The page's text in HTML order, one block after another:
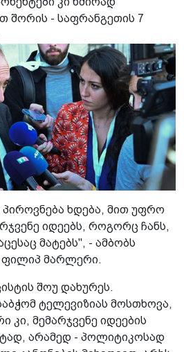
შორის - საფრანგეთის 7
ხდება, მით უფრო
იდეებს, როგორც ჩანს,
მატებს", - ამბობს
მარლერი.
შოუ დახურეს.
ტელევიზიას მოსთხოვა,
კი, მემარჯვენე იდეების
არამედ - პოლიტიკოსად